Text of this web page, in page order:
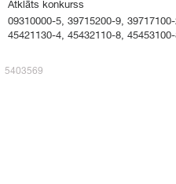
Atklāts konkurss
09310000-5, 39715200-9,
45421130-4, 45432110-8,
5403569